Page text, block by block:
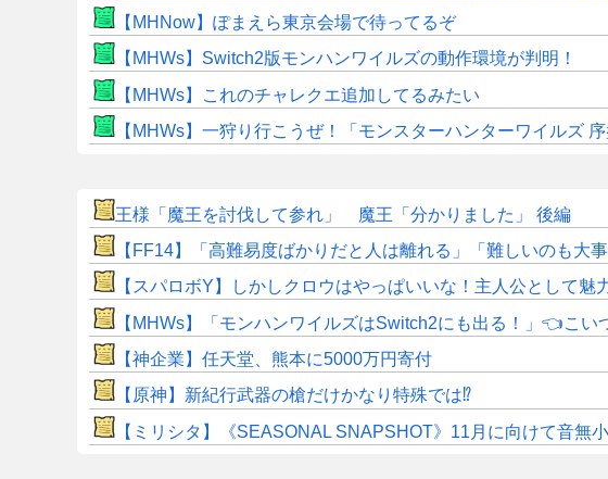
【MHNow】ぽまえら東京会場で待ってるぞ
【MHWs】Switch2版モンハンワイルズの動作環境が判明！
【MHWs】これのチャレクエ追加してるみたい
【MHWs】一狩り行こうぜ！「モンスターハンターワイルズ
王様「魔王を討伐して参れ」 魔王「分かりました」 後編
【FF14】「高難易度ばかりだと人は離れる」「難しいのも大
【スパロボY】しかしクロウはやっぱいいな！主人公として魅
【MHWs】「モンハンワイルズはSwitch2にも出る！」👈こい
【神企業】任天堂、熊本に5000万円寄付
【原神】新紀行武器の槍だけかなり特殊では⁉
【ミリシタ】《SEASONAL SNAPSHOT》11月に向けて音無